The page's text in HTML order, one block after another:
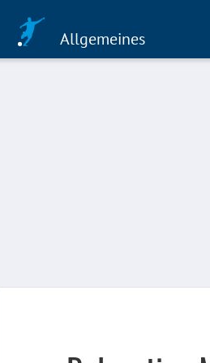
Allgemeines